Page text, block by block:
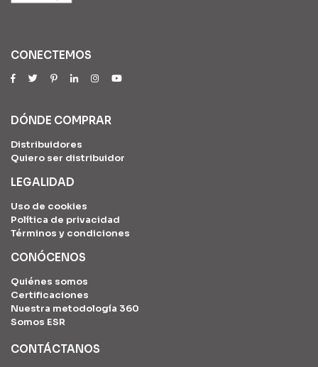
CONECTEMOS
CONTÁCTANOS
CONÓCENOS
Quiénes somos
Certificaciones
Nuestra metodología 360
Somos ESR
LEGALIDAD
Uso de cookies
Política de privacidad
Términos y condiciones
DÓNDE COMPRAR
Distribuidores
Quiero ser distribuidor